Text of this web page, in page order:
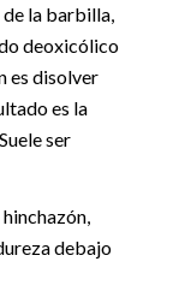
la barbilla,
deoxicólico
es disolver
es la
ser
debajo